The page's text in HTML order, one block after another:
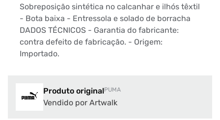
Sobreposição sintética no calcanhar e ilhós têxtil
- Bota baixa - Entressola e solado de borracha
DADOS TÉCNICOS - Garantia do fabricante:
contra defeito de fabricação. - Origem:
Importado.
Produto originalPUMA
Vendido por Artwalk